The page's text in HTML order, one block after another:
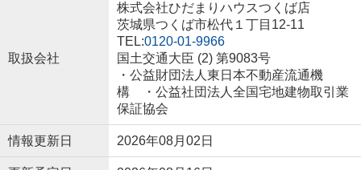
取扱会社
株式会社ひだまりハウスつくば店
茨城県つくば市松代１丁目12-11
TEL:0120-01-9966
国土交通大臣 (2) 第9083号
・公益財団法人東日本不動産流通機
構 ・公益社団法人全国宅地建物取引業
保証協会
情報更新日 2026年08月02日